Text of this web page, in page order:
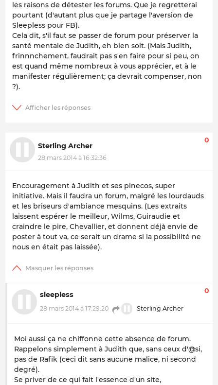
les raisons de détester les forums. Que je regretterai
pourtant (d'autant plus que je partage l'aversion de
Sleepless pour FB).
Cela dit, s'il faut se passer de forum pour préserver la
santé mentale de Judith, eh bien soit. (Mais Judith,
frinnnchement, faudrait pas s'en faire pour si peu, on
est quand même nombreux à vous apprécier, et à le
manifester régulièrement; ça devrait compenser, non
?).
Sterling Archer
28 mars 2014 à 16:32:36
0
Encouragement à Judith et ses pinecos, super
initiative. Mais il faudra un forum, malgré les lourdauds
et les briseurs d'ambiance mesquins. (Les extraits
laissent espérer le meilleur, Wilms, Guiraudie et
craindre le pire, Chevallier, et donnent déjà envie de
poster à tout va, ce serait un drame si la possibilité ne
nous en était pas laissée).
sleepless
28 mars 2014 à 17:29:20 Sterling Archer
0
Moi aussi ça ne chiffonne cette absence de forum.
Rappelons simplement à Judith que, sans ceux d'@si,
pas de Rafik (ceci dit sans aucune malice, ni second
degré).
Se priver de ce qui fait l'essence d'un site,